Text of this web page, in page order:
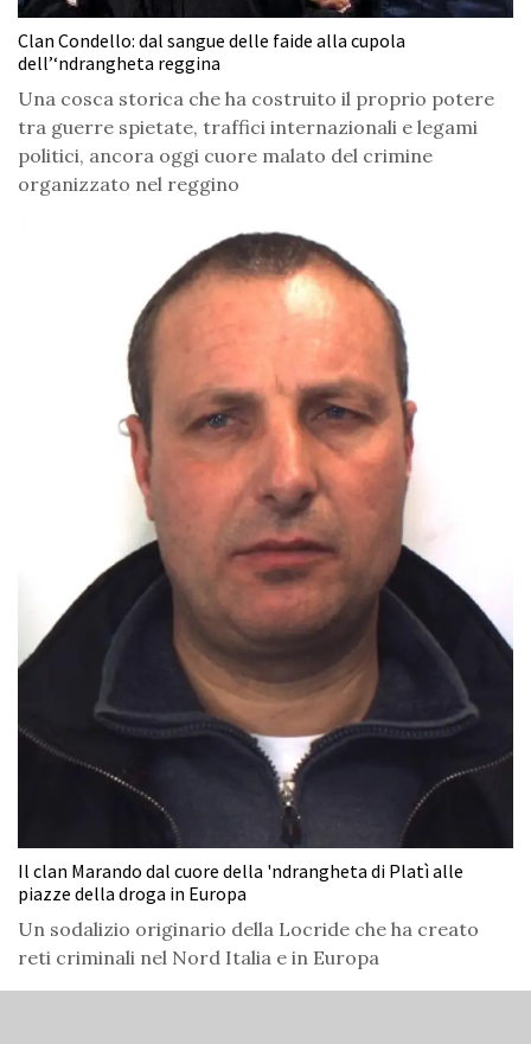
Clan Condello: dal sangue delle faide alla cupola
dell’‘ndrangheta reggina
Una cosca storica che ha costruito il proprio potere
tra guerre spietate, traffici internazionali e legami
politici, ancora oggi cuore malato del crimine
organizzato nel reggino
Il clan Marando dal cuore della 'ndrangheta di Platì alle
piazze della droga in Europa
Un sodalizio originario della Locride che ha creato
reti criminali nel Nord Italia e in Europa